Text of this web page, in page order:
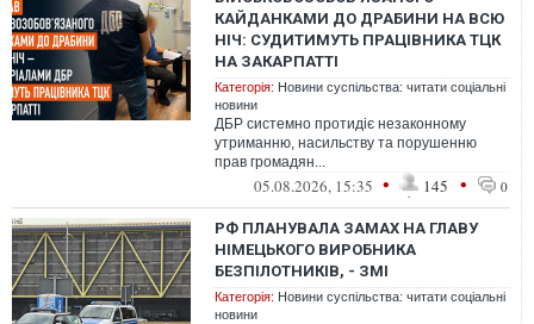
КАЙДАНКАМИ ДО ДРАБИНИ НА ВСЮ
НІЧ: СУДИТИМУТЬ ПРАЦІВНИКА ТЦК
НА ЗАКАРПАТТІ
Категорія: Новини суспільства: читати соціальні
новини
ДБР системно протидіє незаконному
утриманню, насильству та порушенню
прав громадян...
05.08.2026, 15:35 • 145 • 0
РФ ПЛАНУВАЛА ЗАМАХ НА ГЛАВУ
НІМЕЦЬКОГО ВИРОБНИКА
БЕЗПІЛОТНИКІВ, - ЗМІ
Категорія: Новини суспільства: читати соціальні
новини